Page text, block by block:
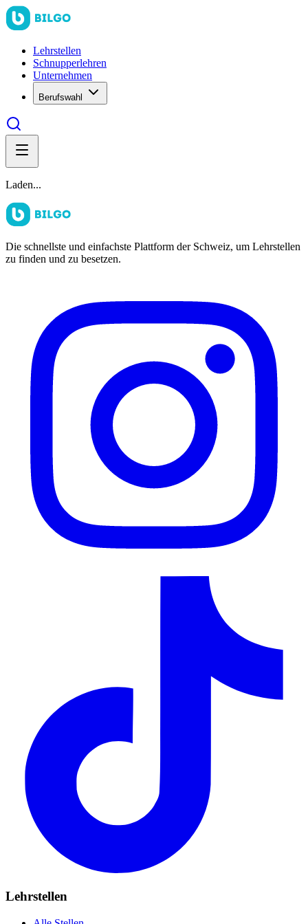
Lehrstellen
Schnupperlehren
Unternehmen
Berufswahl
Laden...
Die schnellste und einfachste Plattform der Schweiz, um Lehrstellen
zu finden und zu besetzen.
Lehrstellen